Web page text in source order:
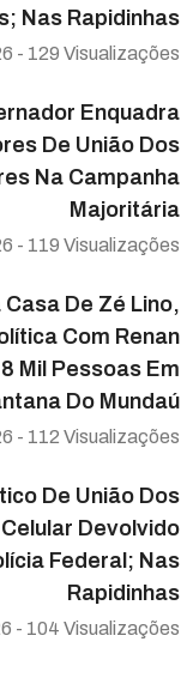
Nas Rapidinhas
- 129 Visualizações
Enquadra
De União Dos
Na Campanha
Majoritária
- 119 Visualizações
Casa De Zé Lino,
Com Renan
Mil Pessoas Em
Do Mundaú
- 112 Visualizações
De União Dos
Devolvido
Federal; Nas
Rapidinhas
- 104 Visualizações